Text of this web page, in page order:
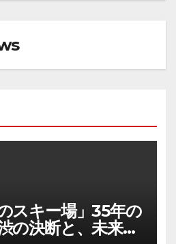
スキー場」35年の
決断と、未来へ